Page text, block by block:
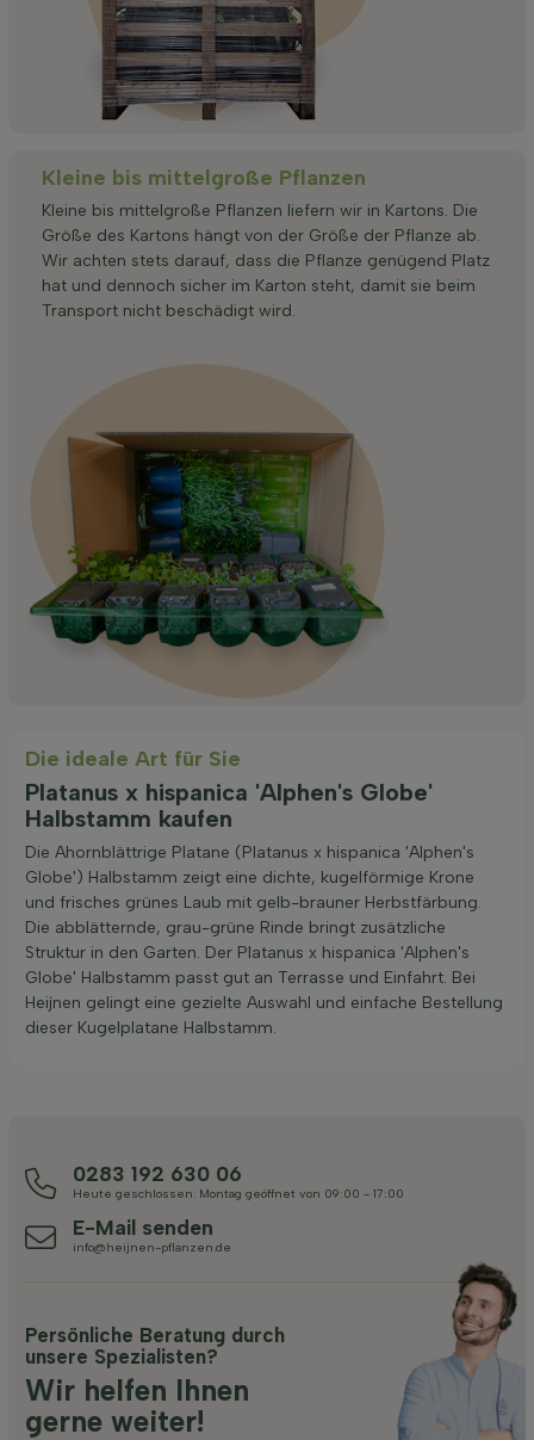
Kleine bis mittelgroße Pflanzen
Kleine bis mittelgroße Pflanzen liefern wir in Kartons. Die
Größe des Kartons hängt von der Größe der Pflanze ab.
Wir achten stets darauf, dass die Pflanze genügend Platz
hat und dennoch sicher im Karton steht, damit sie beim
Transport nicht beschädigt wird.
Die ideale Art für Sie
Platanus x hispanica 'Alphen's Globe'
Halbstamm kaufen
Die Ahornblättrige Platane (Platanus x hispanica 'Alphen's
Globe') Halbstamm zeigt eine dichte, kugelförmige Krone
und frisches grünes Laub mit gelb-brauner Herbstfärbung.
Die abblätternde, grau-grüne Rinde bringt zusätzliche
Struktur in den Garten. Der Platanus x hispanica 'Alphen's
Globe' Halbstamm passt gut an Terrasse und Einfahrt. Bei
Heijnen gelingt eine gezielte Auswahl und einfache Bestellung
dieser Kugelplatane Halbstamm.
0283 192 630 06
Heute geschlossen. Montag geöffnet von 09:00 - 17:00
E-Mail senden
info@heijnen-pflanzen.de
Persönliche Beratung durch
unsere Spezialisten?
Wir helfen Ihnen
gerne weiter!